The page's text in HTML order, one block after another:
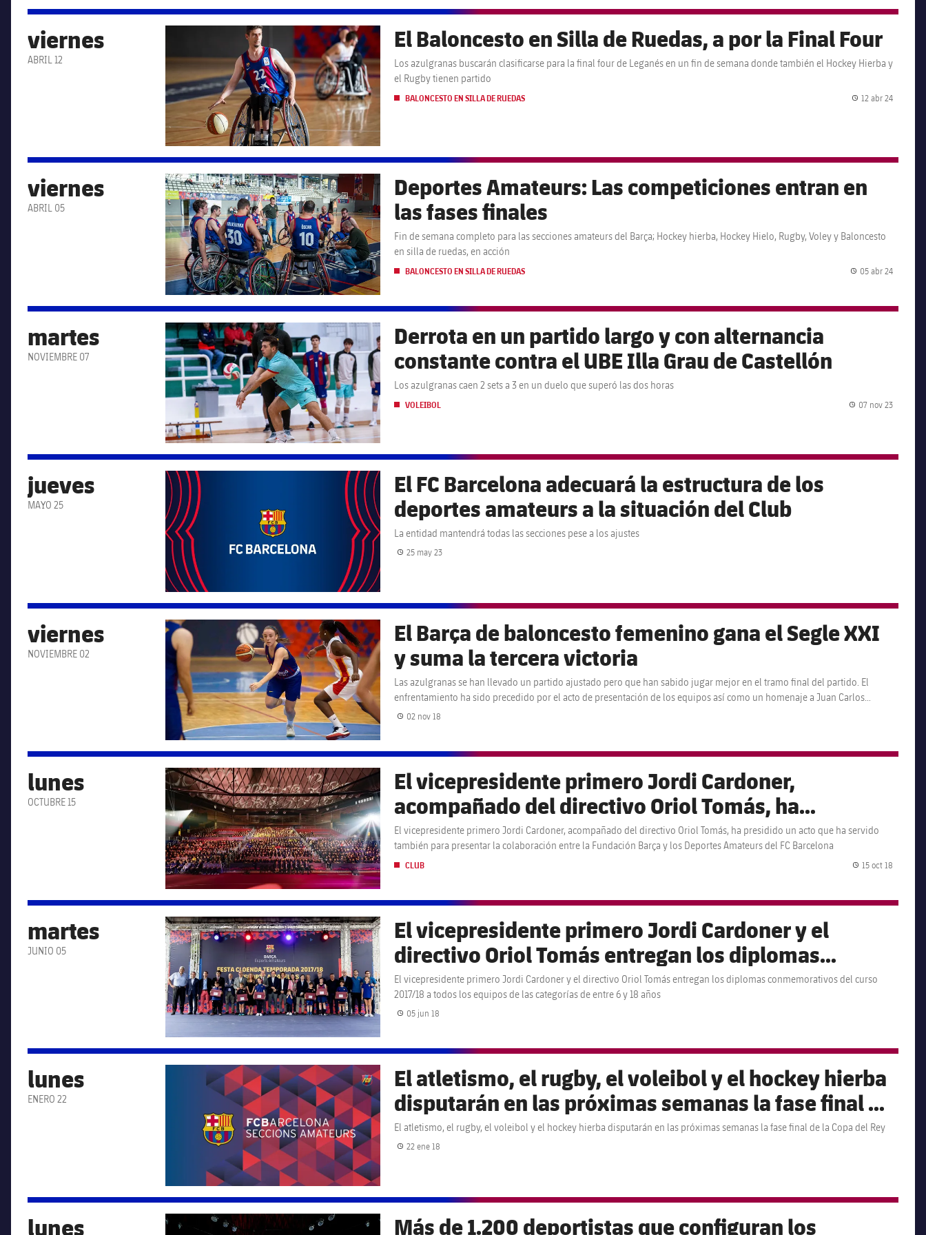
viernes
ABRIL 12
FC Barcelona club badge El Baloncesto en Silla de Ruedas, a por la Final Four
Los azulgranas buscarán clasificarse para la final four de Leganés en un fin de semana donde también el Hockey Hierba y
el Rugby tienen partido
BALONCESTO EN SILLA DE RUEDAS Fecha
12 abr 24
viernes
ABRIL 05
FC Barcelona club badge
Deportes Amateurs: Las competiciones entran en
las fases finales
Fin de semana completo para las secciones amateurs del Barça; Hockey hierba, Hockey Hielo, Rugby, Voley y Baloncesto
en silla de ruedas, en acción
BALONCESTO EN SILLA DE RUEDAS Fecha
05 abr 24
martes
NOVIEMBRE 07
FC Barcelona club badge
Derrota en un partido largo y con alternancia
constante contra el UBE Illa Grau de Castellón
Los azulgranas caen 2 sets a 3 en un duelo que superó las dos horas
VOLEIBOL Fecha
07 nov 23
jueves
MAYO 25
FC Barcelona club badge
El FC Barcelona adecuará la estructura de los
deportes amateurs a la situación del Club
La entidad mantendrá todas las secciones pese a los ajustes
Fecha de publicación
25 may 23
viernes
NOVIEMBRE 02
FC Barcelona club badge
El Barça de baloncesto femenino gana el Segle XXI
y suma la tercera victoria
Las azulgranas se han llevado un partido ajustado pero que han sabido jugar mejor en el tramo final del partido. El
enfrentamiento ha sido precedido por el acto de presentación de los equipos así como un homenaje a Juan Carlos
Navarro
02 nov 18
lunes
OCTUBRE 15
FC Barcelona club badge
El vicepresidente primero Jordi Cardoner,
acompañado del directivo Oriol Tomás, ha
presidido un acto que ha servido también para
presentar la colaboración entre la Fundación Barça
El vicepresidente primero Jordi Cardoner, acompañado del directivo Oriol Tomás, ha presidido un acto que ha servido
también para presentar la colaboración entre la Fundación Barça y los Deportes Amateurs del FC Barcelona
CLUB 15 oct 18
martes
JUNIO 05
FC Barcelona club badge
El vicepresidente primero Jordi Cardoner y el
directivo Oriol Tomás entregan los diplomas
conmemorativos del curso 2017/18 a todos los
equipos de las categorías de entre 6 y 18 años
El vicepresidente primero Jordi Cardoner y el directivo Oriol Tomás entregan los diplomas conmemorativos del curso
2017/18 a todos los equipos de las categorías de entre 6 y 18 años
05 jun 18
lunes
ENERO 22
FC Barcelona club badge
El atletismo, el rugby, el voleibol y el hockey hierba
disputarán en las próximas semanas la fase final de
la Copa del Rey
El atletismo, el rugby, el voleibol y el hockey hierba disputarán en las próximas semanas la fase final de la Copa del Rey
22 ene 18
lunes FC Barcelona club badge
Más de 1.200 deportistas que configuran los